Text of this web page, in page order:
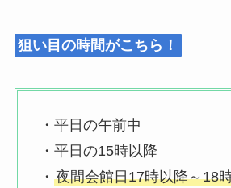
狙い目の時間がこちら！
・平日の午前中
・平日の15時以降
・ 夜間会館日17時以降～18